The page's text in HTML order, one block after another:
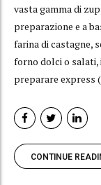
vasta gamma di
preparazione e a
farina di castagne,
forno dolci o
preparare express
CONTINUE